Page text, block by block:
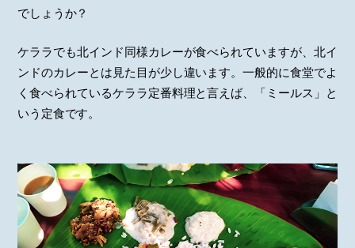
でしょうか？
ケララでも北インド同様カレーが食べられていますが、北イ
ンドのカレーとは見た目が少し違います。一般的に食堂でよ
く食べられているケララ定番料理と言えば、「ミールス」と
いう定食です。